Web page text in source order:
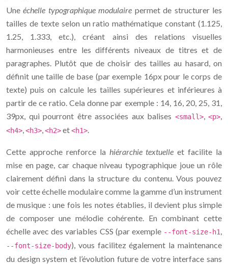
Uneéchelle typographique modulaire permet de structurer les
tailles de texte selon un ratio mathématique constant (1.125,
1.25, 1.333, etc.), créant ainsi des relations visuelles
harmonieuses entre les différents niveaux de titres et de
paragraphes. Plutôt que de choisir des tailles au hasard, on
définit une taille de base (par exemple 16px pour le corps de
texte) puis on calcule les tailles supérieures et inférieures à
partir de ce ratio. Cela donne par exemple : 14, 16, 20, 25, 31,
39px, qui pourront être associées aux balises <small>, <p>,
<h4>,<h3>,<h2>et<h1>.
Cette approche renforce la hiérarchie textuelle et facilite la
mise en page, car chaque niveau typographique joue un rôle
clairement défini dans la structure du contenu. Vous pouvez
voir cette échelle modulaire comme la gamme d’un instrument
de musique : une fois les notes établies, il devient plus simple
de composer une mélodie cohérente. En combinant cette
échelle avec des variables CSS (par exemple --font-size-h1,
--font-size-body), vous facilitez également la maintenance
du design system et l’évolution future de votre interface sans